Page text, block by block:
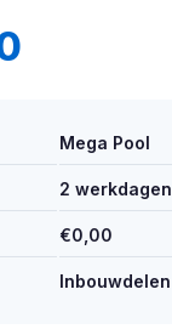
Mega Pool
2 werkdagen
€0,00
Inbouwdelen